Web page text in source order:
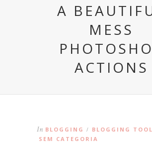
A
MESS
ACTIONS
In BLOGGING / BLOGGING
SEM CATEGORIA